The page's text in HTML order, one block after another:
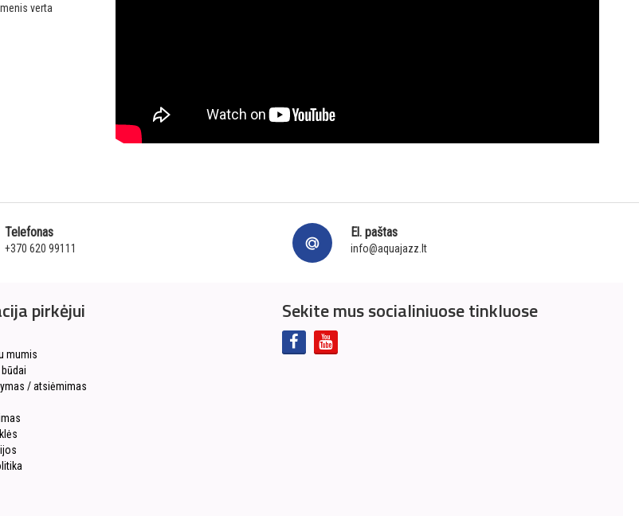
verta
Telefonas
+370 620 99111
El. paštas
info@aquajazz.lt
pirkėjui
mumis
/ atsiėmimas
Sekite mus socialiniuose tinkluose